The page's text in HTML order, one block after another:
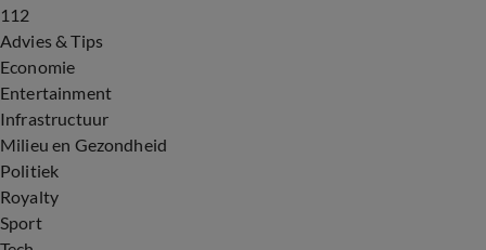
112
Advies & Tips
Economie
Entertainment
Infrastructuur
Milieu en Gezondheid
Politiek
Royalty
Sport